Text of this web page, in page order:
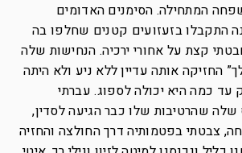
המתחילה. הסימנים האדומים
התקבלו בזעזועים קטנים שחלפו בה
קצת על אחורי ירכיה. הנחישות שלה
החזיקה אותה עדיין ללא ניע ולא היתה
עד כמה היא יכולה לספוג. עברתי
שלה שהרטיבות שלו כבר הגיעה לסדין,
צבטתי בפטמותיה דרך החולצה והחזיה